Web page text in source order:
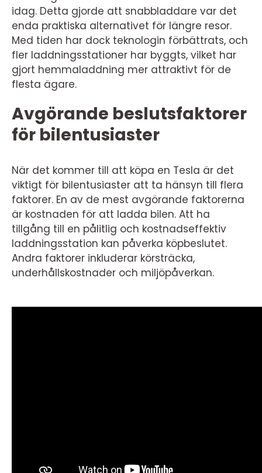
idag. Detta gjorde att snabbladdare var det
enda praktiska alternativet för längre resor.
Med tiden har dock teknologin förbättrats, och
fler laddningsstationer har byggts, vilket har
gjort hemmaladdning mer attraktivt för de
flesta ägare.
Avgörande beslutsfaktorer
för bilentusiaster
När det kommer till att köpa en Tesla är det
viktigt för bilentusiaster att ta hänsyn till flera
faktorer. En av de mest avgörande faktorerna
är kostnaden för att ladda bilen. Att ha
tillgång till en pålitlig och kostnadseffektiv
laddningsstation kan påverka köpbeslutet.
Andra faktorer inkluderar körsträcka,
underhållskostnader och miljöpåverkan.